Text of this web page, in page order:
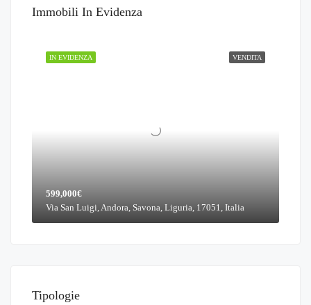
Immobili In Evidenza
VENDITA
IN EVIDENZA
599,000€
Via San Luigi, Andora, Savona, Liguria, 17051, Italia
Tipologie